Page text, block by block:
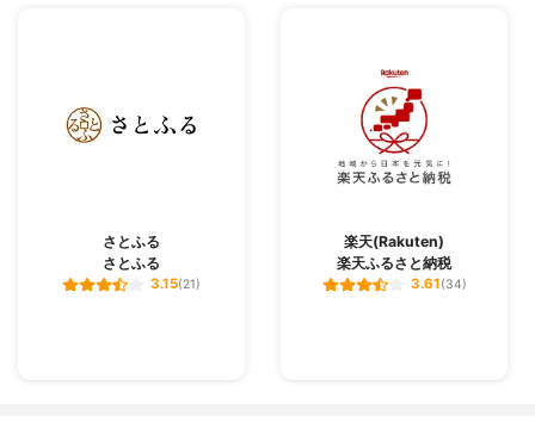
さとふる
さとふる
3.15(21)
楽天(Rakuten)
楽天ふるさと納税
3.61(34)